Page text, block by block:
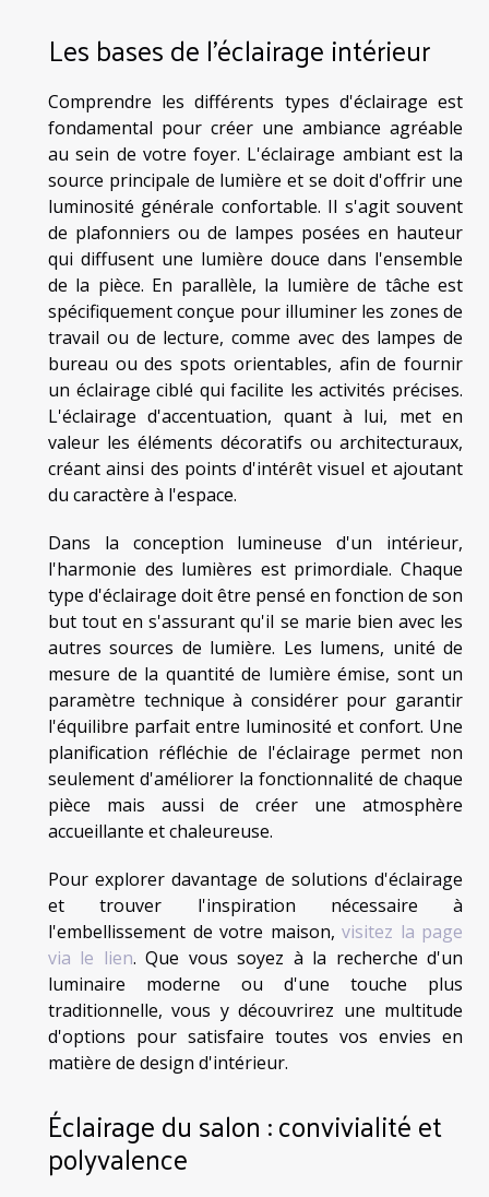
Les bases de l'éclairage intérieur
Comprendre les différents types d'éclairage est
fondamental pour créer une ambiance agréable
au sein de votre foyer. L'éclairage ambiant est la
source principale de lumière et se doit d'offrir une
luminosité générale confortable. Il s'agit souvent
de plafonniers ou de lampes posées en hauteur
qui diffusent une lumière douce dans l'ensemble
de la pièce. En parallèle, la lumière de tâche est
spécifiquement conçue pour illuminer les zones de
travail ou de lecture, comme avec des lampes de
bureau ou des spots orientables, afin de fournir
un éclairage ciblé qui facilite les activités précises.
L'éclairage d'accentuation, quant à lui, met en
valeur les éléments décoratifs ou architecturaux,
créant ainsi des points d'intérêt visuel et ajoutant
du caractère à l'espace.
Dans la conception lumineuse d'un intérieur,
l'harmonie des lumières est primordiale. Chaque
type d'éclairage doit être pensé en fonction de son
but tout en s'assurant qu'il se marie bien avec les
autres sources de lumière. Les lumens, unité de
mesure de la quantité de lumière émise, sont un
paramètre technique à considérer pour garantir
l'équilibre parfait entre luminosité et confort. Une
planification réfléchie de l'éclairage permet non
seulement d'améliorer la fonctionnalité de chaque
pièce mais aussi de créer une atmosphère
accueillante et chaleureuse.
Pour explorer davantage de solutions d'éclairage
et trouver l'inspiration nécessaire à
l'embellissement de votre maison, visitez la page
via le lien. Que vous soyez à la recherche d'un
luminaire moderne ou d'une touche plus
traditionnelle, vous y découvrirez une multitude
d'options pour satisfaire toutes vos envies en
matière de design d'intérieur.
Éclairage du salon : convivialité et
polyvalence